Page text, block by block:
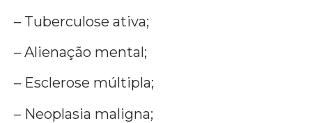
– Tuberculose ativa;
– Alienação mental;
– Esclerose múltipla;
– Neoplasia maligna;